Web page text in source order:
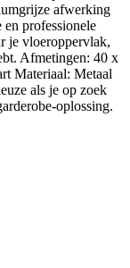
afwerking
professionele
je vloeroppervlak,
Afmetingen: 40 x
Materiaal: Metaal
als je op zoek
oplossing.